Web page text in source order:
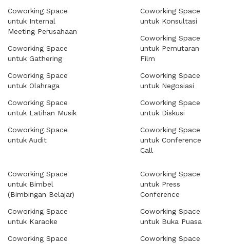
Coworking Space
untuk Internal
Meeting Perusahaan
Coworking Space
untuk Gathering
Coworking Space
untuk Olahraga
Coworking Space
untuk Latihan Musik
Coworking Space
untuk Audit
Coworking Space
untuk Konsultasi
Coworking Space
untuk Pemutaran
Film
Coworking Space
untuk Negosiasi
Coworking Space
untuk Diskusi
Coworking Space
untuk Conference
Call
Coworking Space
untuk Bimbel
(Bimbingan Belajar)
Coworking Space
untuk Karaoke
Coworking Space
Coworking Space
untuk Press
Conference
Coworking Space
untuk Buka Puasa
Coworking Space